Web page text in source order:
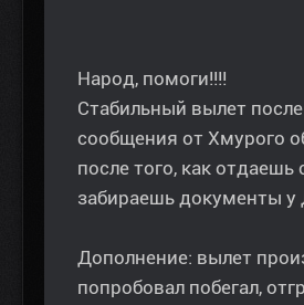
Народ, помоги!!!!
Стабильный вылет
сообщения от Хмурого
после того, как отдаешь
забираешь документы у
Дополнение: вылет
попробовал побегал,